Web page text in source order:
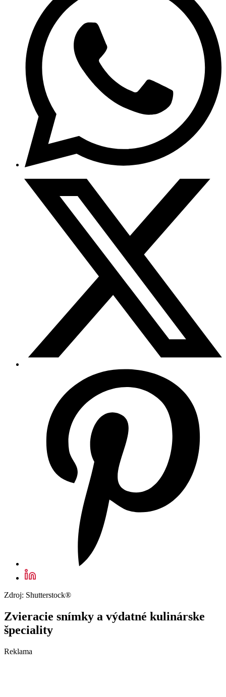
Zdroj: Shutterstock®
Zvieracie snímky a výdatné kulinárske
špeciality
Reklama